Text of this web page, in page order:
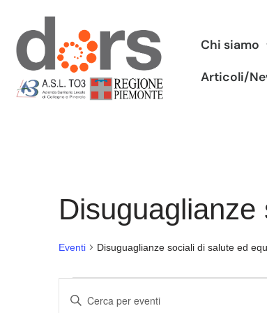
Vai
al
contenuto
Chi siamo
Articoli/
Eventi Disuguaglianze sociali di salute ed
Eventi
Inserisci